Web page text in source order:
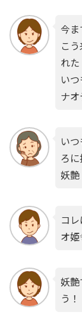
今
こ
れた
い
ナ
い
ろ
妖艶
コ
オ姫
妖
う！